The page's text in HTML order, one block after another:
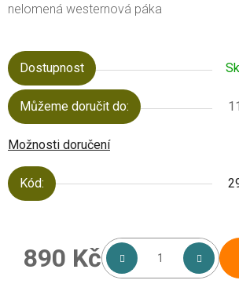
nelomená westernová páka
Dostupnost
Můžeme doručit do:
Možnosti doručení
Kód:
890 Kč